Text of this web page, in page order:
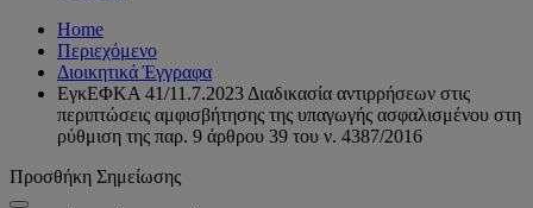
Home
Περιεχόμενο
Διοικητικά Έγγραφα
ΕγκΕΦΚΑ 41/11.7.2023 Διαδικασία αντιρρήσεων στις
περιπτώσεις αμφισβήτησης της υπαγωγής ασφαλισμένου στη
ρύθμιση της παρ. 9 άρθρου 39 του ν. 4387/2016
Προσθήκη Σημείωσης